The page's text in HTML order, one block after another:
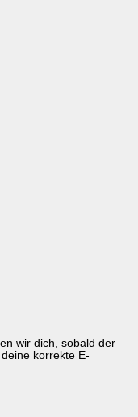
wir dich, sobald der
korrekte E-